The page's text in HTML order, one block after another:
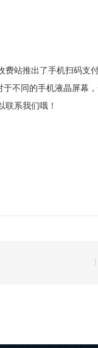
站推出了手机扫码支
不同的手机液晶屏幕
系我们哦！